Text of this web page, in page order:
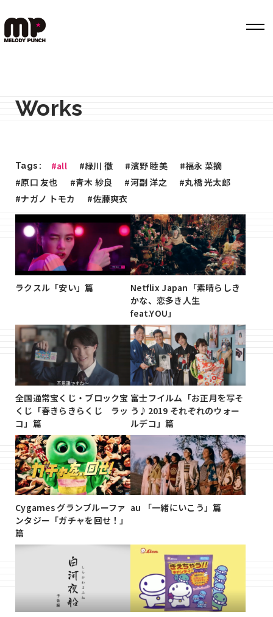
Works
Company Info
Recruit
Works
Tags : #all #緑川 徹 #濱野 睦美
#福永 菜摘
#原口 友也
#青木 紗良 #河副 洋之
#丸橋 光太郎
#ナガノ トモカ
#佐藤爽衣
ラクスル「安い」篇
Netflix Japan「素晴らしき
かな、恋多き人生
feat.YOU」
全国通常宝くじ・ブロック宝
くじ「春きらきらくじ ラッ
コ」篇
富士フイルム「お正月を写そ
う♪2019 それぞれのウォー
ルデコ」篇
Cygames グランブルーファ
ンタジー「ガチャを回せ！」
篇
au 「一緒にいこう」篇